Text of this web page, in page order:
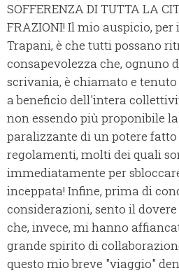
SOFFERENZA DI TUTTA LA
FRAZIONI! Il mio auspicio,
Trapani, è che tutti possano
consapevolezza che, ognuno
scrivania, è chiamato e
a beneficio dell'intera
non essendo più proponibile
paralizzante di un potere fatto
regolamenti, molti dei quali
immediatamente per
inceppata! Infine, prima di
considerazioni, sento il
che, invece, mi hanno
grande spirito di
questo mio breve "viaggio"